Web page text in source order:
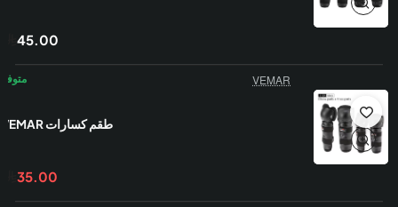
45.00
VEMAR
طقم كسارات VEMAR
35.00